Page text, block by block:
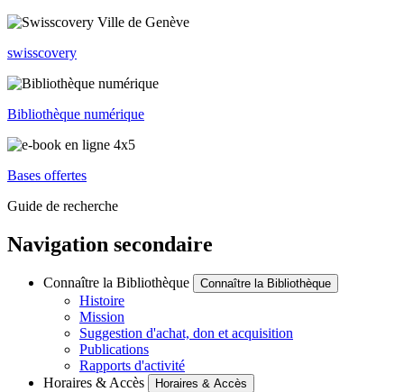
swisscovery
Bibliothèque numérique
Bases offertes
Guide de recherche
Navigation secondaire
Connaître la Bibliothèque Connaître la Bibliothèque
Histoire
Mission
Suggestion d'achat, don et acquisition
Publications
Rapports d'activité
Horaires & Accès
Horaires & Accès